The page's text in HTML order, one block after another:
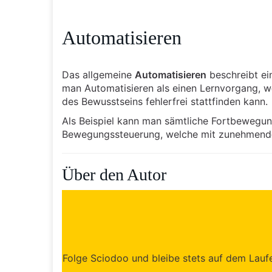
Automatisieren
Das allgemeine Automatisieren beschreibt
man Automatisieren als einen Lernvorgang,
des Bewusstseins fehlerfrei stattfinden kann.
Als Beispiel kann man sämtliche
Bewegungssteuerung, welche mit
Über den Autor
Folge Sciodoo und bleibe stets auf dem